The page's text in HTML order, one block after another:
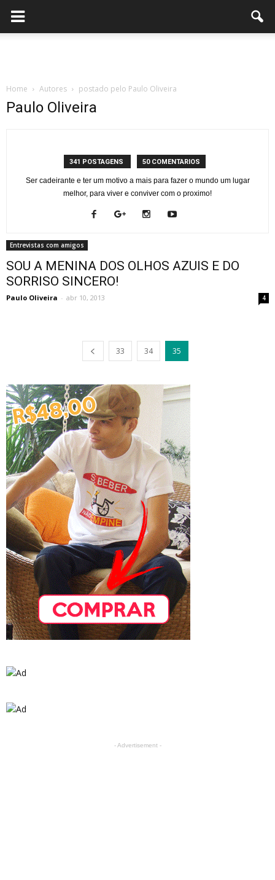
Home Autores postado pelo Paulo Oliveira
Paulo Oliveira
341 POSTAGENS 50 COMENTARIOS
Ser cadeirante e ter um motivo a mais para fazer o mundo um lugar
melhor, para viver e conviver com o proximo!
Entrevistas com amigos
SOU A MENINA DOS OLHOS AZUIS E DO
SORRISO SINCERO!
Paulo Oliveira - abr 10, 2013 4
33 34 35
- Advertisement -